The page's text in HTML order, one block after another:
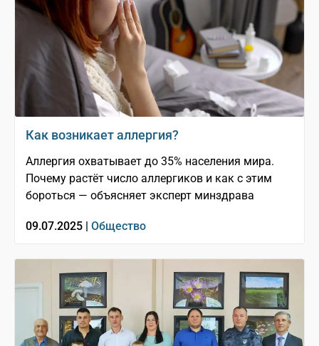
Как возникает аллергия?
Аллергия охватывает до 35% населения мира.
Почему растёт число аллергиков и как с этим
бороться — объясняет эксперт минздрава
09.07.2025 | Общество